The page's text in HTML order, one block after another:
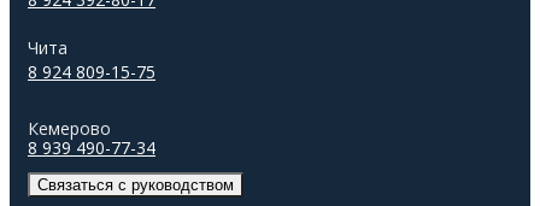
Чита
8 924 809-15-75
Кемерово
8 939 490-77-34
Связаться с руководством